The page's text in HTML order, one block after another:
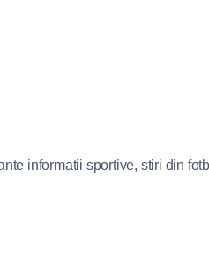
informatii sportive, stiri din